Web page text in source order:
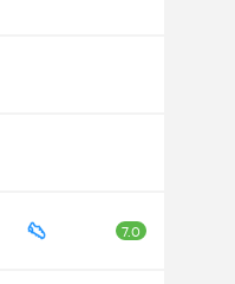
7.0